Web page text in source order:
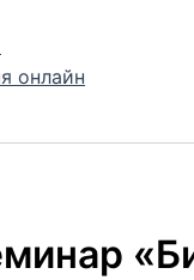
онлайн